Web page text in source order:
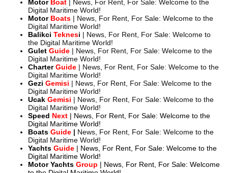
MotorBoat | News, For Rent, For Sale: Welcome to the
Digital Maritime World!
MotorBoats | News, For Rent, For Sale: Welcome to the
Digital Maritime World!
Balikci Teknesi | News, For Rent, For Sale: Welcome to
the Digital Maritime World!
Gulet Guide | News, For Rent, For Sale: Welcome to the
Digital Maritime World!
CharterGuide | News, For Rent, For Sale: Welcome to the
Digital Maritime World!
Gezi Gemisi | News, For Rent, For Sale: Welcome to the
Digital Maritime World!
Ucak Gemisi | News, For Rent, For Sale: Welcome to the
Digital Maritime World!
Speed Next | News, For Rent, For Sale: Welcome to the
Digital Maritime World!
Boats Guide | News, For Rent, For Sale: Welcome to the
Digital Maritime World!
Yachts Guide | News, For Rent, For Sale: Welcome to the
Digital Maritime World!
Motor Yachts Group | News, For Rent, For Sale: Welcome